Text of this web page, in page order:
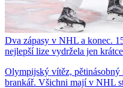
Dva zápasy v NHL a konec.
nejlepší lize vydržela jen krátce
Olympijský vítěz, pětinásobný
brankář. Všichni mají v NHL